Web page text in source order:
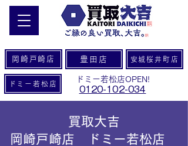
岡崎戸崎店 豊田店 安城桜井町店
ドミー若松店
ドミー若松店OPEN!
0120-102-034
買取大吉
岡崎戸崎店 ドミー若松店